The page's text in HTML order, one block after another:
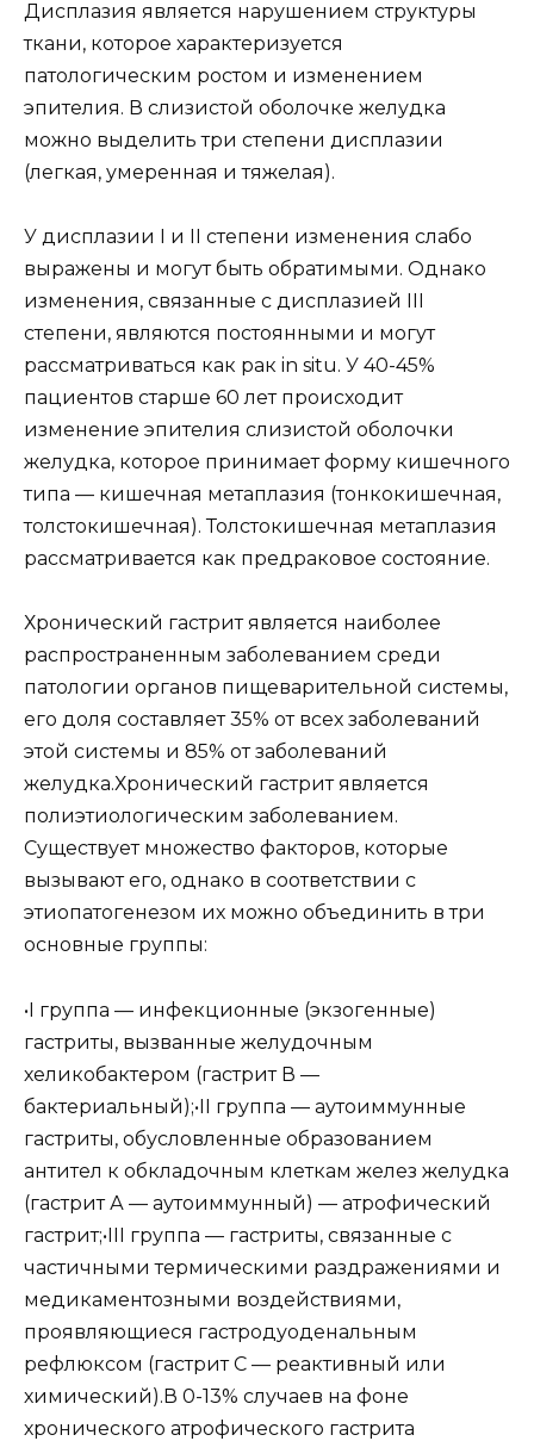
Дисплазия является нарушением структуры
ткани, которое характеризуется
патологическим ростом и изменением
эпителия. В слизистой оболочке желудка
можно выделить три степени дисплазии
(легкая, умеренная и тяжелая).
У дисплазии I и II степени изменения слабо
выражены и могут быть обратимыми. Однако
изменения, связанные с дисплазией III
степени, являются постоянными и могут
рассматриваться как рак in situ. У 40-45%
пациентов старше 60 лет происходит
изменение эпителия слизистой оболочки
желудка, которое принимает форму кишечного
типа — кишечная метаплазия (тонкокишечная,
толстокишечная). Толстокишечная метаплазия
рассматривается как предраковое состояние.
Хронический гастрит является наиболее
распространенным заболеванием среди
патологии органов пищеварительной системы,
его доля составляет 35% от всех заболеваний
этой системы и 85% от заболеваний
желудка.Хронический гастрит является
полиэтиологическим заболеванием.
Существует множество факторов, которые
вызывают его, однако в соответствии с
этиопатогенезом их можно объединить в три
основные группы:
•I группа — инфекционные (экзогенные)
гастриты, вызванные желудочным
хеликобактером (гастрит В —
бактериальный);•II группа — аутоиммунные
гастриты, обусловленные образованием
антител к обкладочным клеткам желез желудка
(гастрит А — аутоиммунный) — атрофический
гастрит;•III группа — гастриты, связанные с
частичными термическими раздражениями и
медикаментозными воздействиями,
проявляющиеся гастродуоденальным
рефлюксом (гастрит С — реактивный или
химический).В 0-13% случаев на фоне
хронического атрофического гастрита